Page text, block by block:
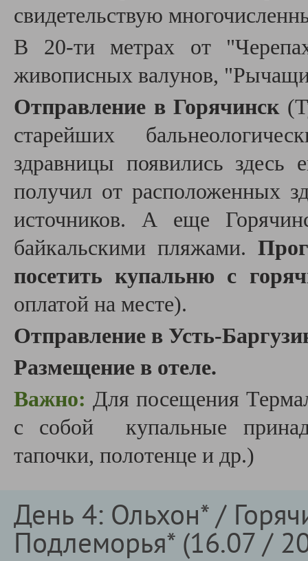
свидетельствую
В 20-ти метрах от
живописных валунов,
Отправление в Горячинск
старейших
здравницы появились
получил от расположенных
источников. А еще
байкальскими пляжами.
посетить купальню с
оплатой на месте).
Отправление в Усть-
Размещение в отеле.
Важно: Для посещения
с собой купальные
тапочки, полотенце и др.)
День 4: Ольхон* /
Подлеморья* (16.07 /